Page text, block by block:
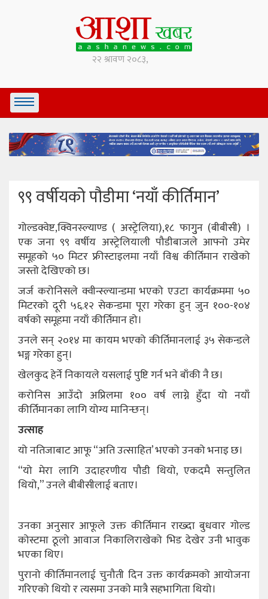
९९ वर्षीयको पौडीमा ‘नयाँ कीर्तिमान’
गोल्डक्वेष्ट,क्विनस्ल्याण्ड ( अस्ट्रेलिया),१८ फागुुन (बीबीसी) ।
एक जना ९९ वर्षीय अस्ट्रेलियाली पौडीबाजले आफ्नो उमेर
समूहको ५० मिटर फ्रीस्टाइलमा नयाँ विश्व कीर्तिमान राखेको
जस्तो देखिएको छ।
जर्ज करोनिसले क्वीन्स्ल्यान्डमा भएको एउटा कार्यक्रममा ५०
मिटरको दूरी ५६.१२ सेकन्डमा पूरा गरेका हुन् जुन १००-१०४
वर्षको समूहमा नयाँ कीर्तिमान हो।
उनले सन् २०१४ मा कायम भएको कीर्तिमानलाई ३५ सेकन्डले
भङ्ग गरेका हुन्।
खेलकुद हेर्ने निकायले यसलाई पुष्टि गर्न भने बाँकी नै छ।
करोनिस आउँदो अप्रिलमा १०० वर्ष लाग्ने हुँदा यो नयाँ
कीर्तिमानका लागि योग्य मानिन्छन्।
उत्साह
यो नतिजाबाट आफू “अति उत्साहित’ भएको उनको भनाइ छ।
“यो मेरा लागि उदाहरणीय पौडी थियो, एकदमै सन्तुलित
थियो,” उनले बीबीसीलाई बताए।
उनका अनुसार आफूले उक्त कीर्तिमान राख्दा बुधवार गोल्ड
कोस्टमा ठूलो आवाज निकालिराखेको भिड देखेर उनी भावुक
भएका थिए।
पुरानो कीर्तिमानलाई चुनौती दिन उक्त कार्यक्रमको आयोजना
गरिएको थियो र त्यसमा उनको मात्रै सहभागिता थियो।